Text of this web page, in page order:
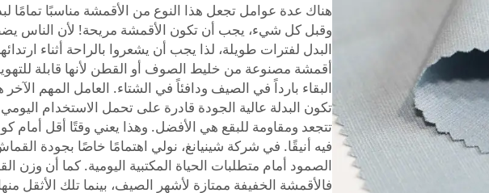
هناك عدة عوامل تجعل هذا النوع من الأقمشة مناسبًا تمامًا
وقبل كل شيء، يجب أن تكون الأقمشة مريحة! لأن الناس
البدل لفترات طويلة، لذا يجب أن يشعروا بالراحة أثناء
أقمشة مصنوعة من خليط الصوف أو القطن لأنها قابلة
البقاء بارداً في الصيف ودافئاً في الشتاء. العامل المهم
تكون البدلة عالية الجودة قادرة على تحمل الاستخدام
تتجعد ومقاومة للبقع هي الأفضل. وهذا يعني وقتًا أقل أمام
فيه أنيقًا. في شركة شينيانغ، نولي اهتمامًا خاصًا بجودة
الصمود أمام متطلبات الحياة المكتبية اليومية. كما أن وزن
فالأقمشة الخفيفة ممتازة لأشهر الصيف، بينما تلك الأثقل